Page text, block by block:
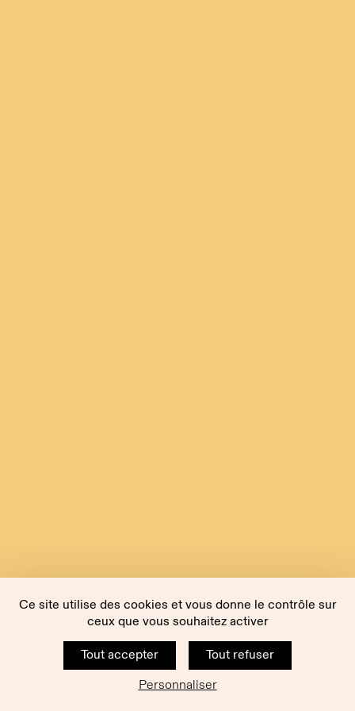
Ce site utilise des cookies et vous donne le contrôle sur
ceux que vous souhaitez activer
Tout accepter
Tout refuser
Personnaliser